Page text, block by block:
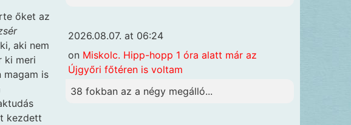
őket az
aki nem
ki meri
magam is
kezdett
2026.08.07. at 06:24
on Miskolc. Hipp-hopp 1 óra alatt már az
Újgyőri főtéren is voltam
38 fokban az a négy megálló...